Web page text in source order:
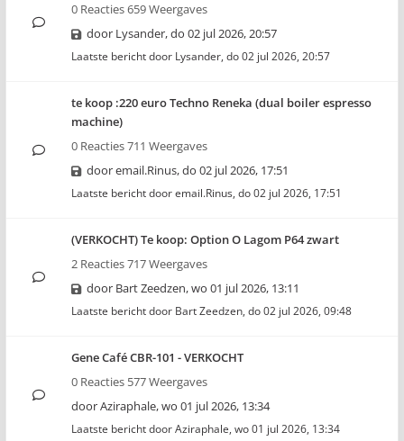
0 Reacties 659 Weergaves
door Lysander,do 02 jul 2026, 20:57
Laatste bericht door Lysander, do 02 jul 2026, 20:57
te koop :220 euro Techno Reneka (dual boiler espresso
machine)
0 Reacties 711 Weergaves
dooremail.Rinus,do 02 jul 2026, 17:51
Laatste bericht dooremail.Rinus, do 02 jul 2026, 17:51
(VERKOCHT) Te koop: Option O Lagom P64 zwart
2 Reacties 717 Weergaves
door Bart Zeedzen,wo 01 jul 2026, 13:11
Laatste bericht door Bart Zeedzen, do 02 jul 2026, 09:48
Gene Café CBR-101 - VERKOCHT
0 Reacties 577 Weergaves
doorAziraphale,wo 01 jul 2026, 13:34
Laatste bericht doorAziraphale, wo 01 jul 2026, 13:34